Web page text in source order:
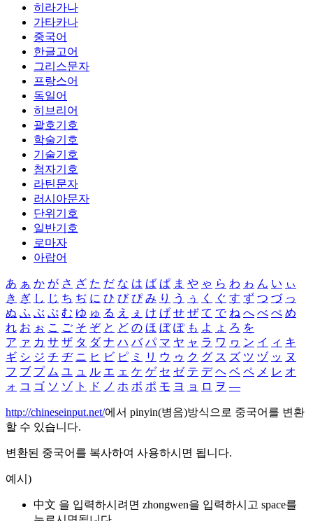
히라가나
가타카나
중국어
한글고어
그리스문자
프랑스어
독일어
히브리어
괄호기호
학술기호
기술기호
첨자기호
라틴문자
러시아문자
단위기호
일반기호
로마자
아랍어
あ ぁ か が さ ざ た だ な は ば ぱ ま や ゃ ら わ ゎ ん い ぃ
き ぎ し じ ち ぢ に ひ び ぴ み り う ぅ く ぐ す ず つ づ っ
ぬ ふ ぶ ぷ む ゆ ゅ る え ぇ け げ せ ぜ て で ね へ べ ぺ め
れ お ぉ こ ご そ ぞ と ど の ほ ぼ ぽ も よ ょ ろ を
ア ァ カ サ ザ タ ダ ナ ハ バ パ マ ヤ ャ ラ ワ ヮ ン イ ィ キ
ギ シ ジ チ ヂ ニ ヒ ビ ピ ミ リ ウ ゥ ク グ ス ズ ツ ヅ ッ ヌ
フ ブ プ ム ユ ュ ル エ ェ ケ ゲ セ ゼ テ デ ヘ ベ ペ メ レ オ
ォ コ ゴ ソ ゾ ト ド ノ ホ ボ ポ モ ヨ ョ ロ ヲ ―
http://chineseinput.net/에서 pinyin(병음)방식으로 중국어를 변환
할 수 있습니다.
변환된 중국어를 복사하여 사용하시면 됩니다.
예시)
中文 을 입력하시려면 zhongwen을 입력하시고 space를